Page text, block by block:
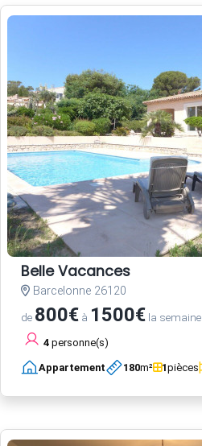
Belle Vacances
Barcelonne 26120
de 800€ à 1500€ la semaine
4 personne(s)
Appartement 180m² 1pièces